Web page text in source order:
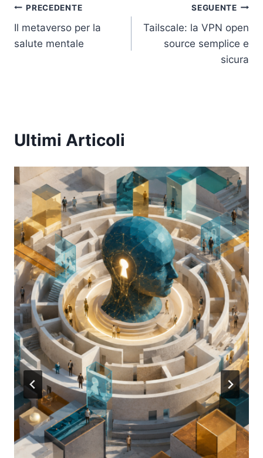
Navigazione
articoli
PRECEDENTE
Il metaverso per la
salute mentale
SEGUENTE
Tailscale: la VPN open
source semplice e
sicura
Ultimi Articoli